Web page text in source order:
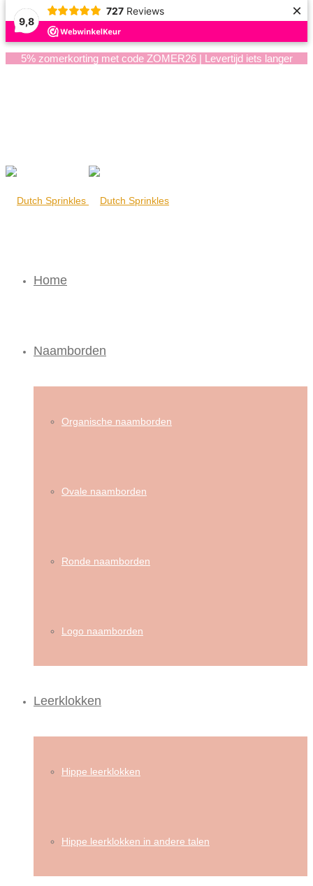
9,8
727 Reviews ×
5% zomerkorting met code ZOMER26 | Levertijd iets langer
Home
Naamborden
Organische naamborden
Ovale naamborden
Ronde naamborden
Logo naamborden
Leerklokken
Hippe leerklokken
Hippe leerklokken in andere talen